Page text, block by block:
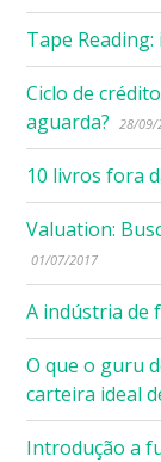
Tape
Ciclo de
aguarda?
28/09/
10 livros fora
Valuation:
01/07/2017
A indústria de
O que o guru
carteira ideal
Introdução a